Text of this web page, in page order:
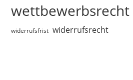
wettbewerbsrecht
widerrufsfrist widerrufsrecht